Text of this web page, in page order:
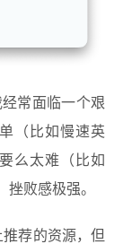
常面临一个艰
（比如慢速英
么太难（比如
败感极强。
荐的资源，但